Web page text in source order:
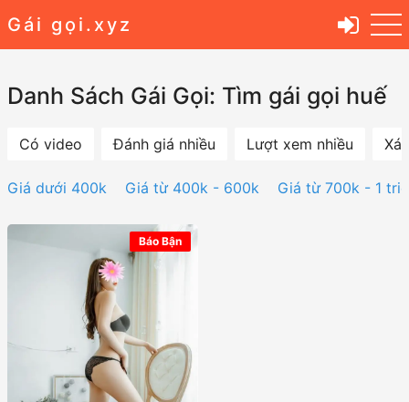
Gái gọi.xyz
Danh Sách Gái Gọi: Tìm gái gọi huế
Có video Đánh giá nhiều Lượt xem nhiều
Giá dưới 400k Giá từ 400k - 600k Giá từ 700k - 1
Báo Bận